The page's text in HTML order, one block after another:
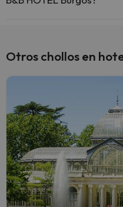
Otros chollos en